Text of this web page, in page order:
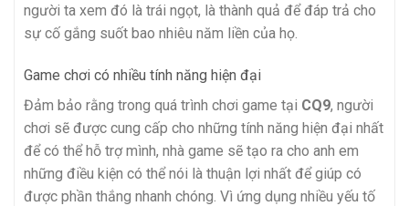
người ta xem đó là trái ngọt, là thành quả để đáp trả cho
sự cố gắng suốt bao nhiêu năm liền của họ.
Game chơi có nhiều tính năng hiện đại
Đảm bảo rằng trong quá trình chơi game tại CQ9, người
chơi sẽ được cung cấp cho những tính năng hiện đại nhất
để có thể hỗ trợ mình, nhà game sẽ tạo ra cho anh em
những điều kiện có thể nói là thuận lợi nhất để giúp có
được phần thắng nhanh chóng. Vì ứng dụng nhiều yếu tố